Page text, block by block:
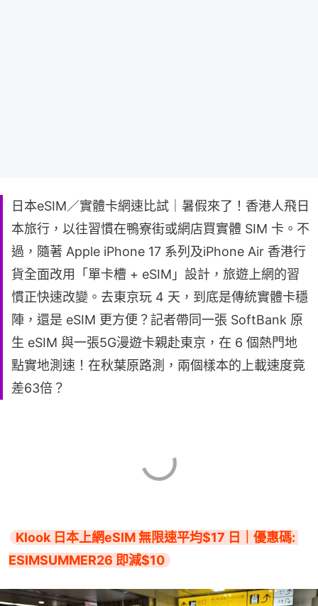
日本eSIM／實體卡網速比試｜暑假來了！香港人飛日
本旅行，以往習慣在鴨寮街或網店買實體 SIM 卡。不
過，隨著 Apple iPhone 17 系列及iPhone Air 香港行
貨全面改用「單卡槽 + eSIM」設計，旅遊上網的習
慣正快速改變。去東京玩 4 天，到底是傳統實體卡穩
陣，還是 eSIM 更方便？記者帶同一張 SoftBank 原
生 eSIM 與一張5G漫遊卡親赴東京，在 6 個熱門地
點實地測速！在秋葉原路測，兩個樣本的上載速度竟
差63倍？
Klook 日本上網eSIM 無限速平均$17 日｜優惠碼:
ESIMSUMMER26 即減$10